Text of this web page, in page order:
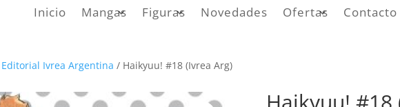
Inicio Mangas Figuras Novedades Ofertas Contacto
Editorial Ivrea Argentina / Haikyuu! #18 (Ivrea Arg)